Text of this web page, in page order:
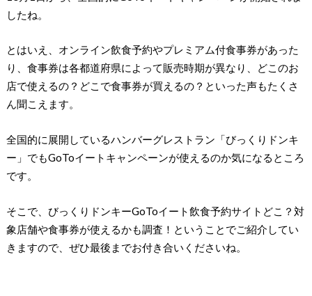
したね。
とはいえ、オンライン飲食予約やプレミアム付食事券があった
り、食事券は各都道府県によって販売時期が異なり、どこのお
店で使えるの？どこで食事券が買えるの？といった声もたくさ
ん聞こえます。
全国的に展開しているハンバーグレストラン「びっくりドンキ
ー」でもGoToイートキャンペーンが使えるのか気になるところ
です。
そこで、びっくりドンキーGoToイート飲食予約サイトどこ？対
象店舗や食事券が使えるかも調査！ということでご紹介してい
きますので、ぜひ最後までお付き合いくださいね。